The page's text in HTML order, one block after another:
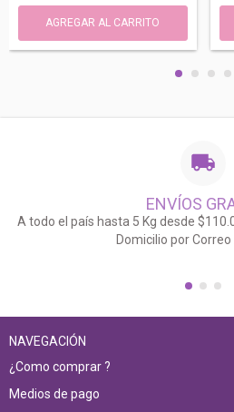
ENVÍOS
A todo el país hasta 5 Kg desde
Domicilio por
NAVEGACIÓN
¿Como comprar ?
Medios de pago